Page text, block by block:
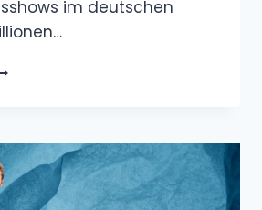
im deutschen